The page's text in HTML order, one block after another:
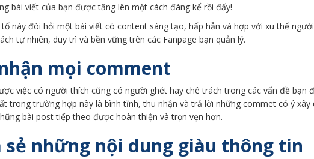
bài viết của bạn được tăng lên một cách đáng kể rồi đấy!
tố này đòi hỏi một bài viết có content sáng tạo, hấp hẫn và hợp với xu thế
tự nhiên, duy trì và bền vững trên các Fanpage bạn quản lý.
mọi comment
việc có người thích cũng có người ghét hay chê trách trong các vấn đề bạn
trong trường hợp này là bình tĩnh, thu nhận và trả lời những commet có ý
bài post tiếp theo được hoàn thiện và trọn vẹn hơn.
sẻ những nội dung giàu thông tin